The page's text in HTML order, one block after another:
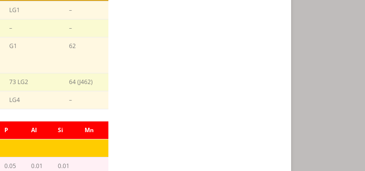
LG1 –
– –
G1 62
73 LG2 64 (J462)
LG4 –
P AI Si Mn
0.05
0.01
0.01